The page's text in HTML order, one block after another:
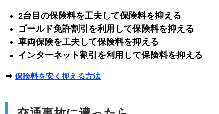
2台目の保険料を工夫して保険料を抑える
ゴールド免許割引を利用して保険料を抑える
車両保険を工夫して保険料を抑える
インターネット割引を利用して保険料を抑える
⇒ 保険料を安く抑える方法